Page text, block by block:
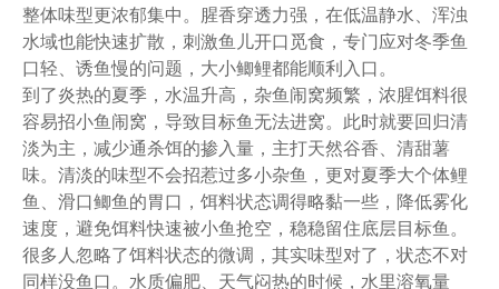
整体味型更浓郁集中。腥香穿透力强，在低温静水、浑浊
水域也能快速扩散，刺激鱼儿开口觅食，专门应对冬季鱼
口轻、诱鱼慢的问题，大小鲫鲤都能顺利入口。
到了炎热的夏季，水温升高，杂鱼闹窝频繁，浓腥饵料很
容易招小鱼闹窝，导致目标鱼无法进窝。此时就要回归清
淡为主，减少通杀饵的掺入量，主打天然谷香、清甜薯
味。清淡的味型不会招惹过多小杂鱼，更对夏季大个体鲤
鱼、滑口鲫鱼的胃口，饵料状态调得略黏一些，降低雾化
速度，避免饵料快速被小鱼抢空，稳稳留住底层目标鱼。
很多人忽略了饵料状态的微调，其实味型对了，状态不对
同样没鱼口。水质偏肥、天气闷热的时候，水里溶氧量